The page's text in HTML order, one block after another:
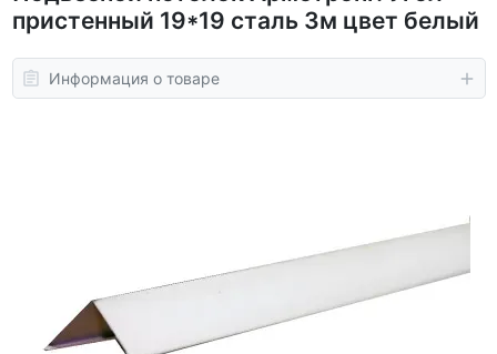
пристенный 19*19 сталь 3м цвет белый
Информация о товаре